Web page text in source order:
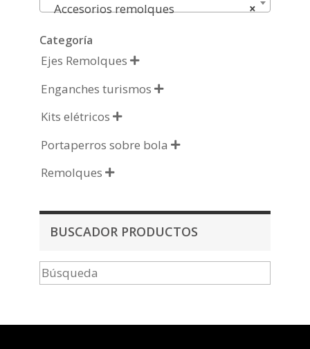
×
Accesorios remolques
Categoría
Ejes Remolques 
Enganches turismos 
Kits elétricos 
Portaperros sobre bola 
Remolques 
BUSCADOR PRODUCTOS